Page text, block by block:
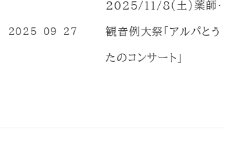
2025/11/8（土）薬師・
観音例大祭「アルパとう
たのコンサート」
2025-09-27